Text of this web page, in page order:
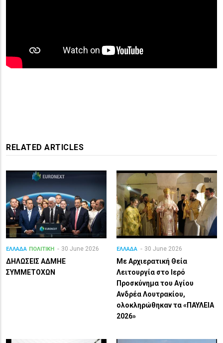
RELATED ARTICLES
ΕΛΛΑΔΑ ΠΟΛΙΤΙΚΗ 30 June 2026
ΔΗΛΩΣΕΙΣ ΑΔΜΗΕ
ΣΥΜΜΕΤΟΧΩΝ
ΕΛΛΑΔΑ 30 June 2026
Με Αρχιερατική Θεία
Λειτουργία στο Ιερό
Προσκύνημα του Αγίου
Ανδρέα Λουτρακίου,
ολοκληρώθηκαν τα «ΠΑΥΛΕΙΑ
2026»